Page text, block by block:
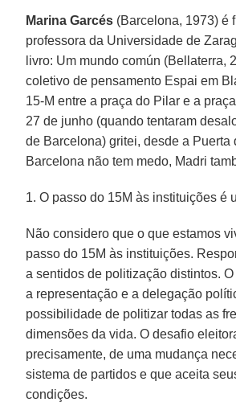
Marina Garcés (Barcelona, 1973) é
professora da Universidade de
livro: Um mundo común (Bellaterra,
coletivo de pensamento Espai em
15-M entre a praça do Pilar e a
27 de junho (quando tentaram
de Barcelona) gritei, desde a Puerta
Barcelona não tem medo, Madri
1. O passo do 15M às instituições é
Não considero que o que estamos
passo do 15M às instituições.
a sentidos de politização distintos.
a representação e a delegação
possibilidade de politizar todas as
dimensões da vida. O desafio
precisamente, de uma mudança
sistema de partidos e que aceita
condições.